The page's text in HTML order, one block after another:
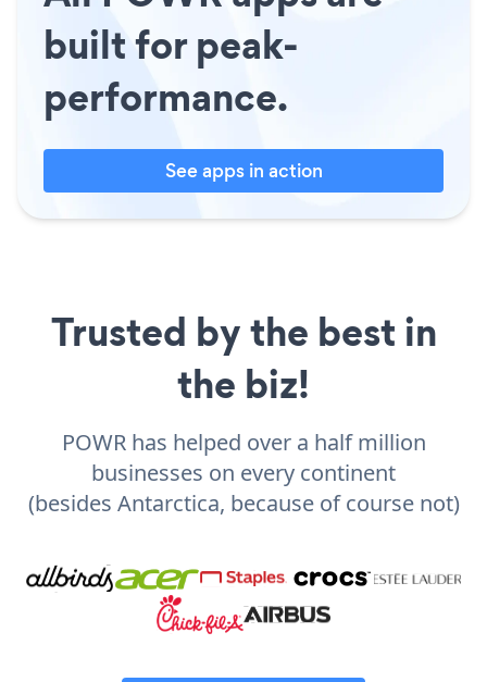
built for peak-
performance.
See apps in action
Trusted by the best in
the biz!
POWR has helped over a half million
businesses on every continent
(besides Antarctica, because of course not)